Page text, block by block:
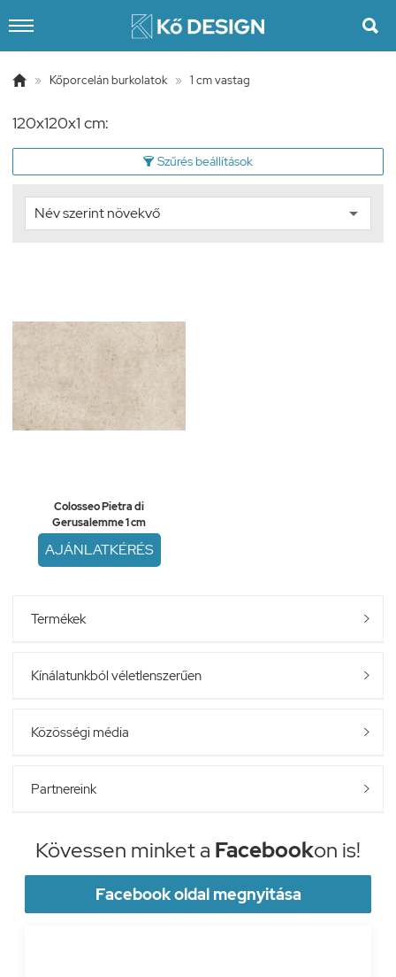

 » Kőporcelán burkolatok » 1 cm vastag
120x120x1 cm:
 Szűrés beállítások
Colosseo Pietra di
Gerusalemme 1 cm
AJÁNLATKÉRÉS
Termékek 
Kínálatunkból véletlenszerűen 
Közösségi média 
Partnereink 
Kövessen minket a Facebookon is!
Facebook oldal megnyitása